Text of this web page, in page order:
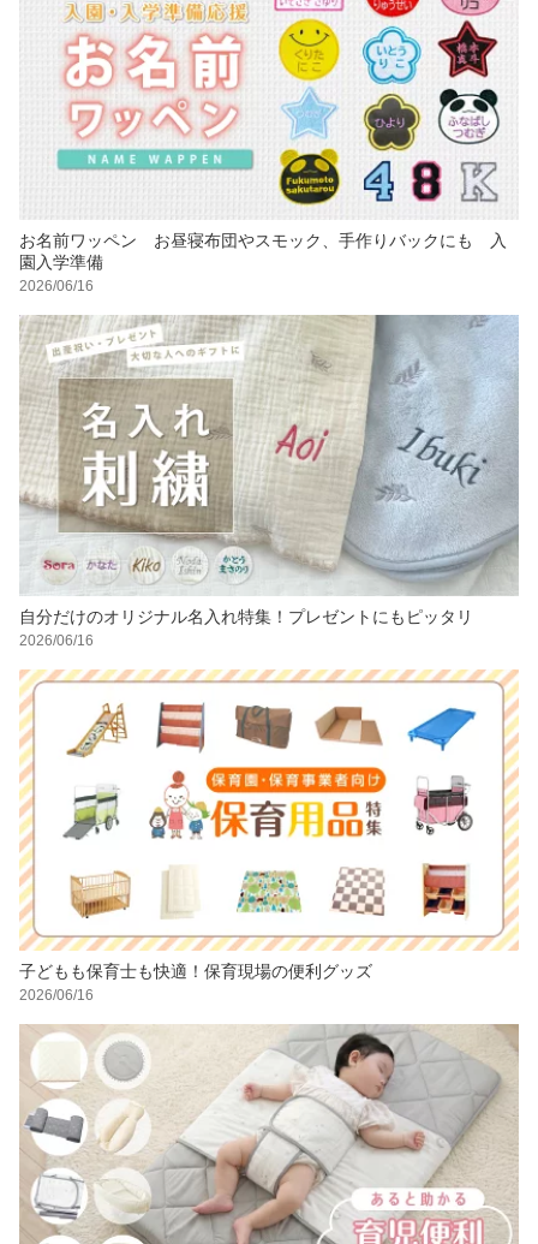
お名前ワッペン お昼寝布団やスモック、手作りバックにも 入
園入学準備
2026/06/16
自分だけのオリジナル名入れ特集！プレゼントにもピッタリ
2026/06/16
子どもも保育士も快適！保育現場の便利グッズ
2026/06/16